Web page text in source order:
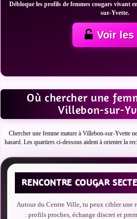
Débloque les profils de femmes cougars vivant
sur-Yvette.
Voir
Où chercher une
Villebon-sur-
Chercher une femme mature à Villebon-sur-Yvette
hasard. Les quartiers ci-dessous aident à orienter la
RENCONTRE COUGAR
Autour du Centre Ville, tu peux cibler une
: profils proches, échange discret et